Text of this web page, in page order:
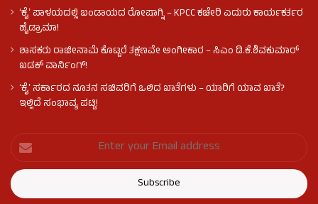
ʻಕೈʼ​ ಪಾಳಯದಲ್ಲಿ ಬಂಡಾಯದ ರೋಷಾಗ್ನಿ – KPCC ಕಚೇರಿ ಎದುರು ಕಾರ್ಯಕರ್ತರ
ಹೈಡ್ರಾಮಾ!
ಶಾಸಕರು ರಾಜೀನಾಮೆ ಕೊಟ್ಟರೆ ತಕ್ಷಣವೇ ಅಂಗೀಕಾರ – ಸಿಎಂ ಡಿ.ಕೆ.ಶಿವಕುಮಾರ್
ಖಡಕ್ ವಾರ್ನಿಂಗ್!
ʻಕೈʼ ಸರ್ಕಾರದ ನೂತನ ಸಚಿವರಿಗೆ ಒಲಿದ ಖಾತೆಗಳು – ಯಾರಿಗೆ ಯಾವ ಖಾತೆ?
ಇಲ್ಲಿದೆ ಸಂಭಾವ್ಯ ಪಟ್ಟಿ!